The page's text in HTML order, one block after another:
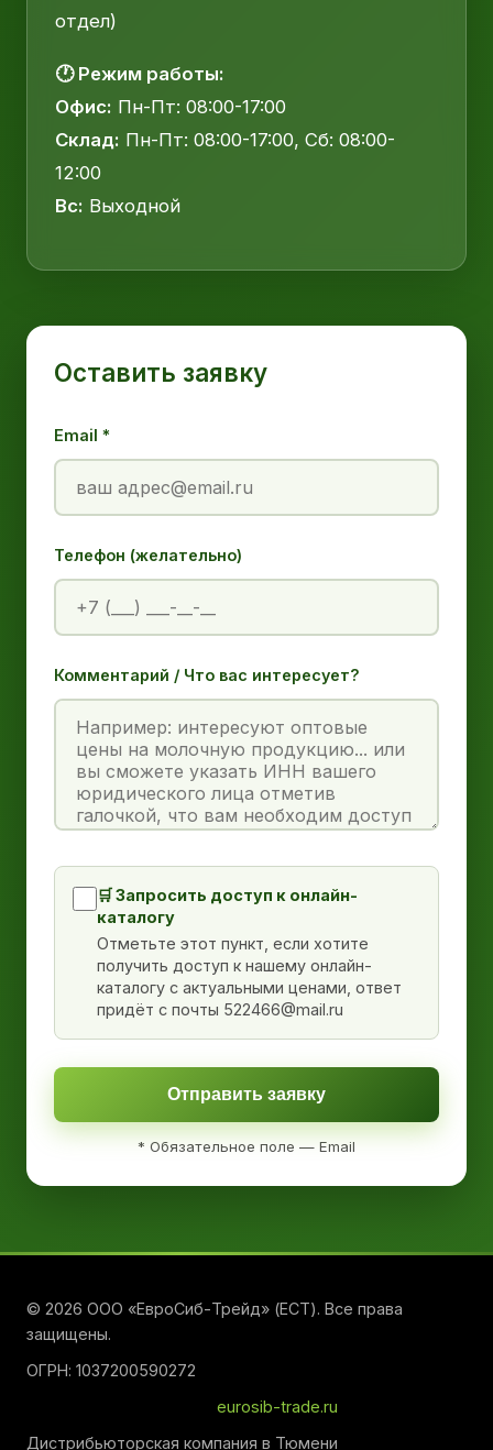
отдел)
🕐 Режим работы:
Офис: Пн-Пт: 08:00-17:00
Склад: Пн-Пт: 08:00-17:00, Сб: 08:00-
12:00
Вс: Выходной
Оставить заявку
Email *
Телефон (желательно)
Комментарий / Что вас интересует?
🛒 Запросить доступ к онлайн-
каталогу
Отметьте этот пункт, если хотите
получить доступ к нашему онлайн-
каталогу с актуальными ценами, ответ
придёт с почты 522466@mail.ru
Отправить заявку
* Обязательное поле — Email
© 2026 ООО «ЕвроСиб-Трейд» (ЕСТ). Все права
защищены.
ОГРН: 1037200590272
eurosib-trade.ru
Дистрибьюторская компания в Тюмени